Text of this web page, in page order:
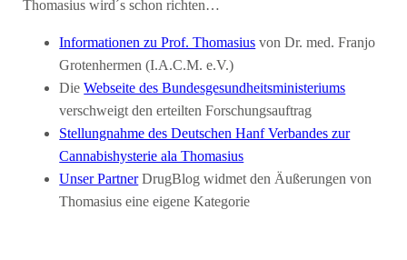
Thomasius wird´s schon richten…
Informationen zu Prof. Thomasius von Dr. med. Franjo
Grotenhermen (I.A.C.M. e.V.)
DieWebseite des Bundesgesundheitsministeriums
verschweigt den erteilten Forschungsauftrag
Stellungnahme des Deutschen Hanf Verbandes zur
Cannabishysterie ala Thomasius
Unser PartnerDrugBlog widmet den Äußerungen von
Thomasius eine eigene Kategorie